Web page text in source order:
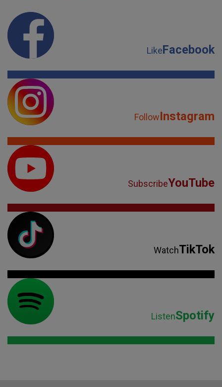
LikeFacebook
FollowInstagram
SubscribeYouTube
WatchTikTok
ListenSpotify